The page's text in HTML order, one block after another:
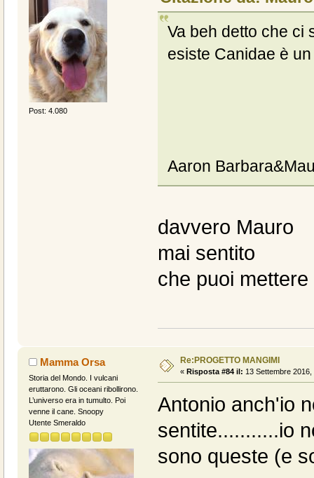
Post: 4.080
Va beh detto che ci
esiste Canidae è
Aaron
davvero Mauro
mai sentito
che puoi
Mamma Orsa
Storia del Mondo. I vulcani
eruttarono. Gli oceani ribollirono.
L’universo era in tumulto. Poi
venne il cane. Snoopy
Utente Smeraldo
Re:PROGETTO MANGIMI
« Risposta #84 il: 13 Settembre 2016,
Antonio anch'io
sentite...........io
sono queste (e